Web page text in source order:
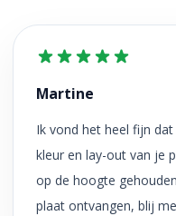
Martine
Ik vond het heel fijn
kleur en lay-out van je
op de hoogte
plaat ontvangen, blij